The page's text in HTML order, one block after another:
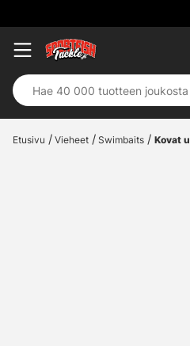
Etusivu Vieheet Swimbaits Kovat